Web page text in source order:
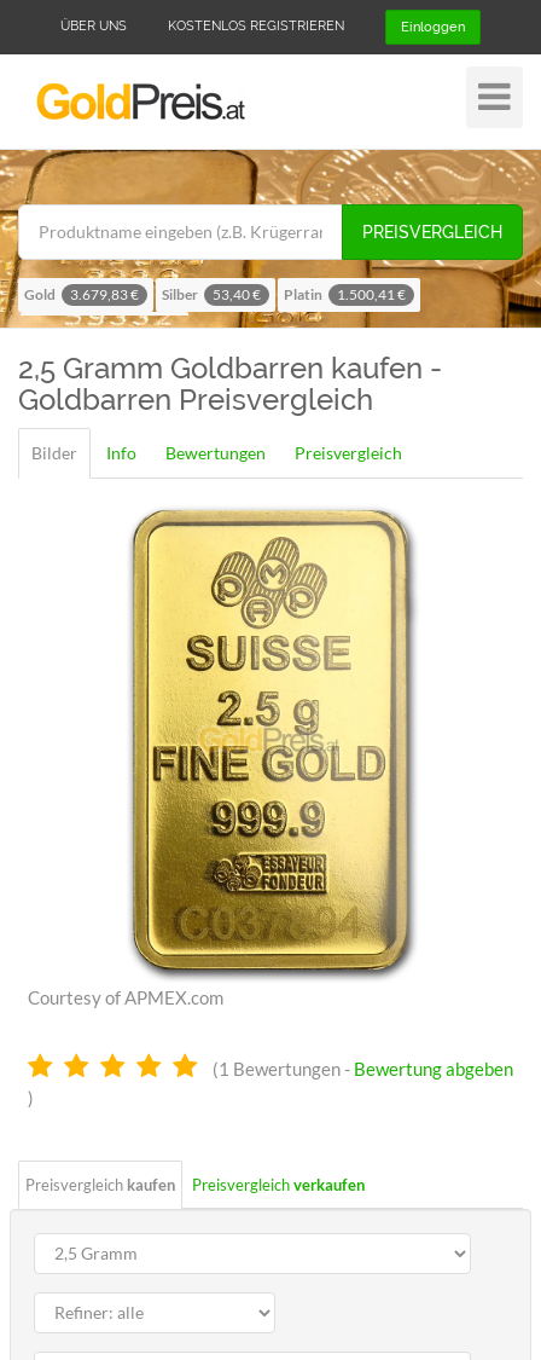
ÜBER UNS KOSTENLOS REGISTRIEREN Einloggen
PREISVERGLEICH
Gold 3.679,83 € Silber 53,40 € Platin
1.500,41 €
Palladium
1.188,68 €
2,5 Gramm Goldbarren kaufen -
Goldbarren Preisvergleich
Bilder Info Bewertungen Preisvergleich
Courtesy of APMEX.com
5.0
(1 Bewertungen - Bewertung abgeben
)
Preisvergleich kaufen Preisvergleichverkaufen